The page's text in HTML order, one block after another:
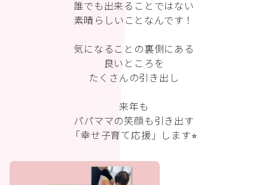
誰でも出来ることではない
素晴らしいことなんです！
気になることの裏側にある
良いところを
たくさんの引き出し
来年も
パパママの笑顔も引き出す
「幸せ子育て応援」します⭐︎